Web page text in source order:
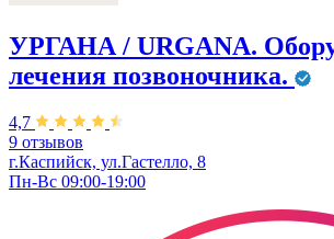
УРГАНА / URGANA.
лечения позвоночника.
4,7
9 отзывов
г.Каспийск, ул.Гастелло, 8
Пн-Вс 09:00-19:00